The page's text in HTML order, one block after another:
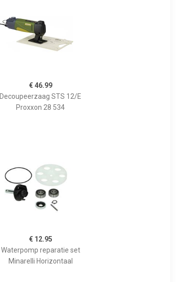
€ 46.99
Decoupeerzaag STS 12/E
Proxxon 28 534
€ 12.95
Waterpomp reparatie set
Minarelli Horizontaal